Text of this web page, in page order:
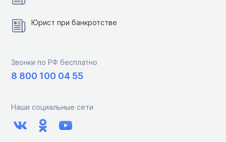
Юрист при банкротстве
Звонки по РФ бесплатно
8 800 100 04 55
Наши социальные сети